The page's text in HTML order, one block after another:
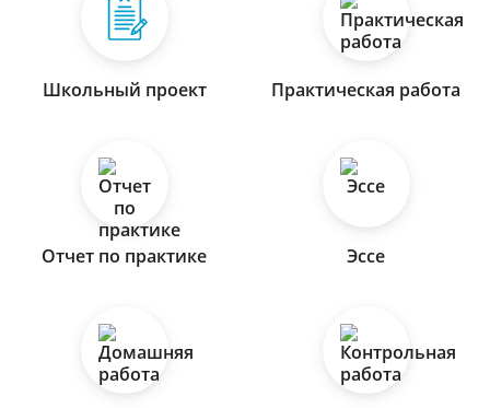
Школьный проект Практическая работа
Отчет по практике Эссе